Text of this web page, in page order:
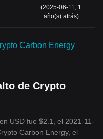
(2025-06-11, 1
año(s) atrás)
Carbon Energy
de Crypto
USD fue $2.1, el 2021-11-
Carbon Energy, el